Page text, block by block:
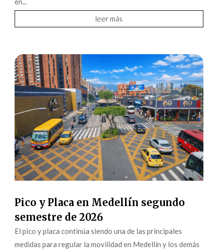
leer más
Pico y Placa en Medellín segundo
semestre de 2026
El pico y placa continúa siendo una de las principales
medidas para regular la movilidad en Medellín y los demás